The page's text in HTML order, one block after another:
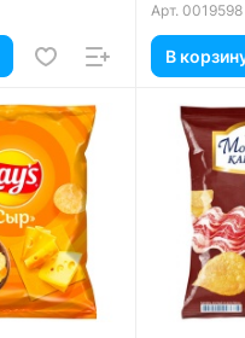
Арт. 0019598
В